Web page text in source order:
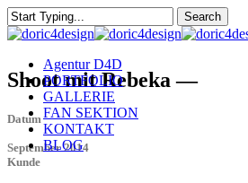
Skip
to
content
Search
Close
Menu
Agentur D4D
PORTFOLIO
GALLERIE
FAN SEKTION
KONTAKT
BLOG
Shoot mit Rebeka —
Datum
September 2014
Kunde